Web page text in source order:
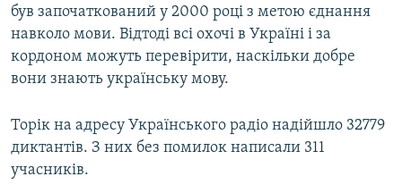
був започаткований у 2000 році з метою єднання
навколо мови. Відтоді всі охочі в Україні і за
кордоном можуть перевірити, наскільки добре
вони знають українську мову.
Торік на адресу Українського радіо надійшло 32779
диктантів. З них без помилок написали 311
учасників.